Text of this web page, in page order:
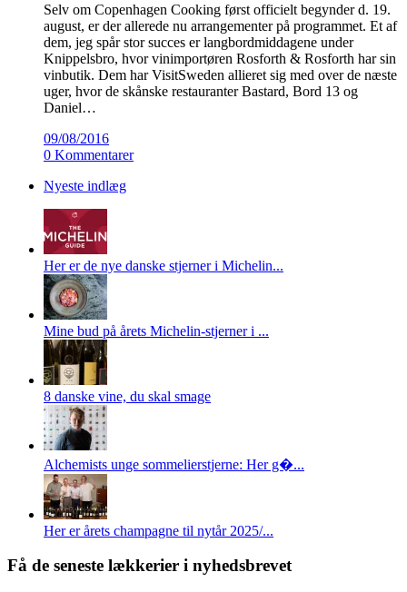
Selv om Copenhagen Cooking først officielt begynder d. 19.
august, er der allerede nu arrangementer på programmet. Et af
dem, jeg spår stor succes er langbordmiddagene under
Knippelsbro, hvor vinimportøren Rosforth & Rosforth har sin
vinbutik. Dem har VisitSweden allieret sig med over de næste
uger, hvor de skånske restauranter Bastard, Bord 13 og
Daniel…
09/08/2016
0 Kommentarer
Nyeste indlæg
Her er de nye danske stjerner i Michelin...
Mine bud på årets Michelin-stjerner i ...
8 danske vine, du skal smage
Alchemists unge sommelierstjerne: Her g�...
Her er årets champagne til nytår 2025/...
Få de seneste lækkerier i nyhedsbrevet